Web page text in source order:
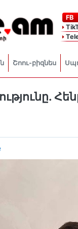
FB
Շոու-բիզնես